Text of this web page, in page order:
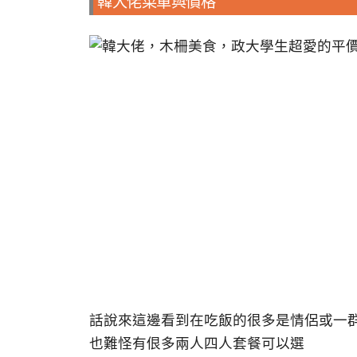
話說來這邊看到在吃飯的很多是情侶或一
也難怪有佷多兩人四人套餐可以選